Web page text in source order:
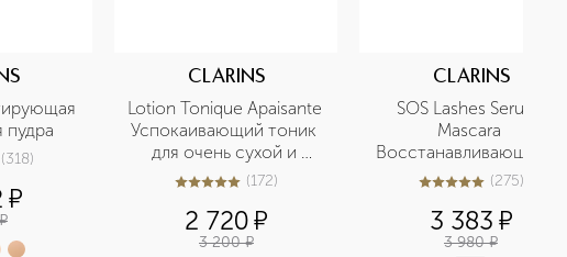
пудра
(318)
¤
¤
CLARINS
Lotion Tonique Apaisante
Успокаивающий тоник
для очень сухой и
чувствительной кожи
5из 5172 (172)
2 720¤
3 200 ¤
CLARINS
SOS Lashes Serum
Mascara
Восстанавливающий и
укрепляющий праймер
4.9из5275 (275)
3 383 ¤
3 980 ¤